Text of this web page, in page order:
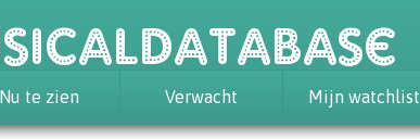
Nu te zien Verwacht Mijn watchlist